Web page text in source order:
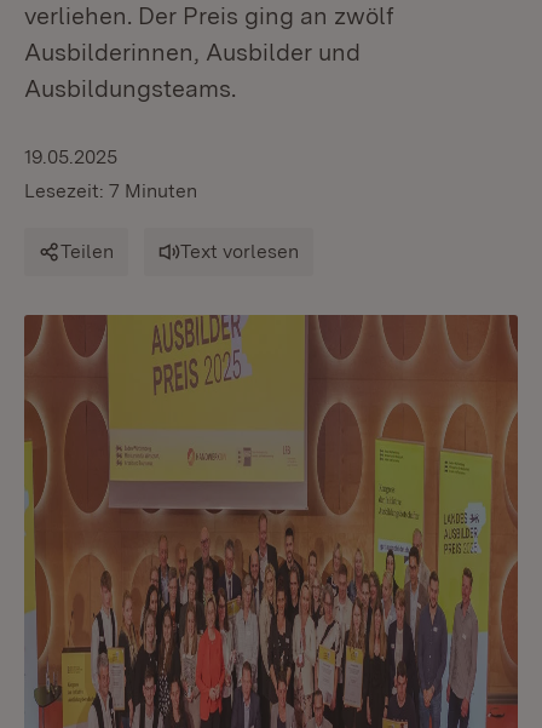
verliehen. Der Preis ging an zwölf
Ausbilderinnen, Ausbilder und
Ausbildungsteams.
19.05.2025
Lesezeit: 7 Minuten
Teilen Text vorlesen